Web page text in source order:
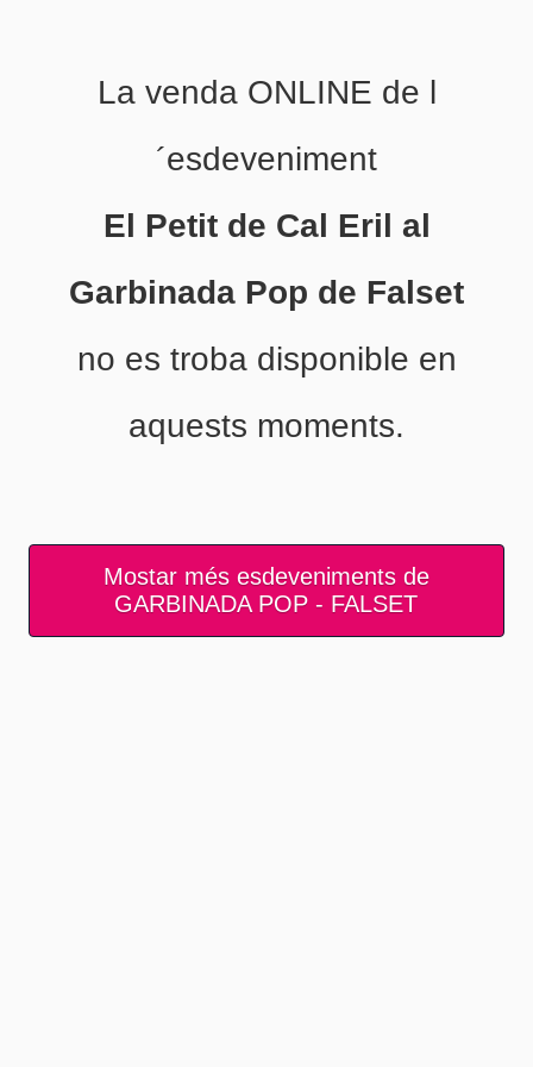
La venda ONLINE de l
´esdeveniment
El Petit de Cal Eril al
Garbinada Pop de Falset
no es troba disponible en
aquests moments.
Mostar més esdeveniments de
GARBINADA POP - FALSET